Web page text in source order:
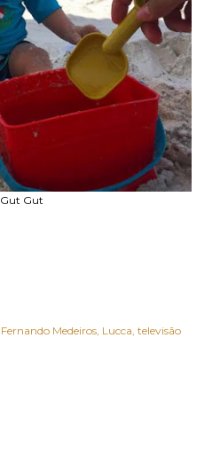
Gut Gut
Fernando Medeiros Lucca televisão